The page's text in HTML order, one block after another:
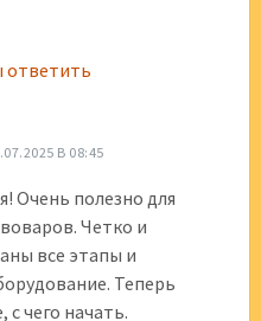
ответить
В 08:45
Очень полезно для
Четко и
все этапы и
Теперь
чего начать.